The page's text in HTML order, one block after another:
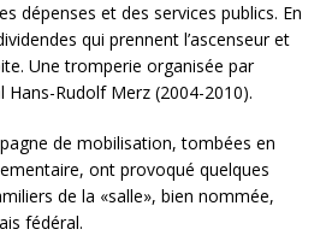
dépenses et des services publics. En
qui prennent l’ascenseur et
Une tromperie organisée par
Hans-Rudolf Merz (2004-2010).
de mobilisation, tombées en
ont provoqué quelques
de la «salle», bien nommée,
fédéral.